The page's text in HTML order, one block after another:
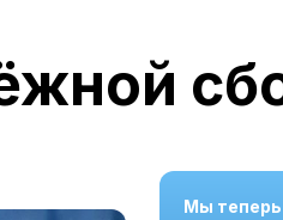
Мы теперь